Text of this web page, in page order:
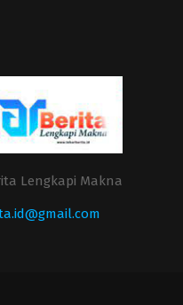
Lengkapi Makna